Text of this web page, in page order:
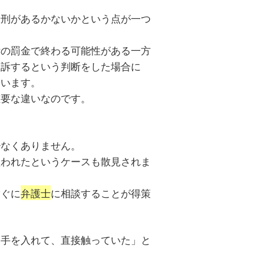
があるかないかという点が一つ
罰金で終わる可能性がある一方
するという判断をした場合に
ます。
な違いなのです。
くありません。
れたというケースも散見されま
に弁護士に相談することが得策
を入れて、直接触っていた」と